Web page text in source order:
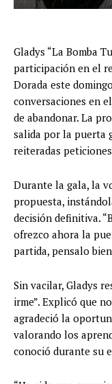
Gladys “La Bomba
participación en el
Dorada este
conversaciones en
de abandonar. La
salida por la puerta
reiteradas
Durante la gala, la
propuesta,
decisión definitiva.
ofrezco ahora la
partida, pensalo
Sin vacilar, Gladys
irme”. Explicó que
agradeció la
valorando los
conoció durante su